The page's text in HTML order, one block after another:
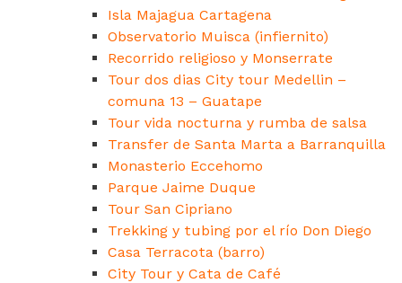
Isla Majagua Cartagena
Observatorio Muisca (infiernito)
Recorrido religioso y Monserrate
Tour dos dias City tour Medellin –
comuna 13 – Guatape
Tour vida nocturna y rumba de salsa
Transfer de Santa Marta a Barranquilla
Monasterio Eccehomo
Parque Jaime Duque
Tour San Cipriano
Trekking y tubing por el río Don Diego
Casa Terracota (barro)
City Tour y Cata de Café